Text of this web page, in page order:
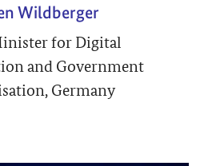
Wildberger
for Digital
and Government
Germany